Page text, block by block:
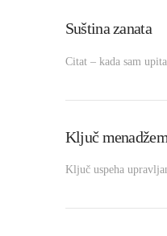
Suština zanata
Citat – kada sam
Ključ
Ključ uspeha